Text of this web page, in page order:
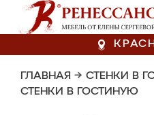
ГЛАВНАЯ → СТЕНКИ В
СТЕНКИ В ГОСТИНУЮ